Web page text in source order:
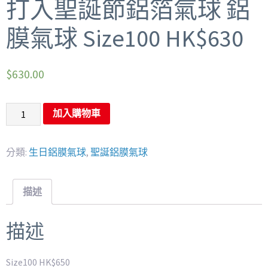
打入聖誕節鋁箔氣球 鋁
膜氣球 Size100 HK$630
$630.00
加入購物車
分類: 生日鋁膜氣球, 聖誕鋁膜氣球
描述
描述
Size100 HK$650